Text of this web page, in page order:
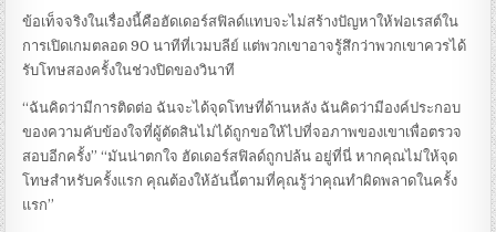
ข้อเท็จจริงในเรื่องนี้คือฮัดเดอร์สฟิลด์แทบจะไม่สร้างปัญหาให้ฟอเรสต์ใน
การเปิดเกมตลอด 90 นาทีที่เวมบลีย์ แต่พวกเขาอาจรู้สึกว่าพวกเขาควรได้
รับโทษสองครั้งในช่วงปิดของวินาที
“ฉันคิดว่ามีการติดต่อ ฉันจะได้จุดโทษที่ด้านหลัง ฉันคิดว่ามีองค์ประกอบ
ของความคับข้องใจที่ผู้ตัดสินไม่ได้ถูกขอให้ไปที่จอภาพของเขาเพื่อตรวจ
สอบอีกครั้ง” “มันน่าตกใจ ฮัดเดอร์สฟิลด์ถูกปล้น อยู่ที่นี่ หากคุณไม่ให้จุด
โทษสำหรับครั้งแรก คุณต้องให้อันนี้ตามที่คุณรู้ว่าคุณทำผิดพลาดในครั้ง
แรก”